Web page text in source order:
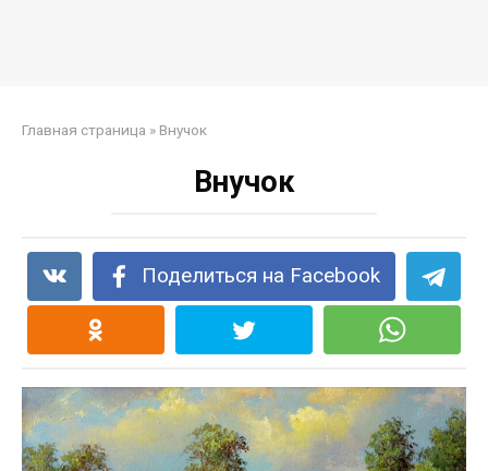
Главная страница » Внучок
Внучок
Поделиться на Facebook